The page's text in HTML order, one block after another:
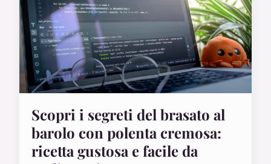
Scopri i segreti del brasato al
barolo con polenta cremosa:
ricetta gustosa e facile da